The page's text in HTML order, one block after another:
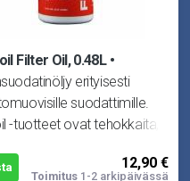
Filter Oil, 0.48L
erityisesti
suodattimille.
-tuotteet ovat tehokkaita,
12,90 €
Toimitus1-2 arkipäivässä